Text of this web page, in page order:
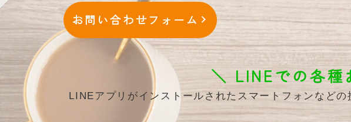
お問い合わせフォーム
＼ LINEでの各
LINEアプリがインストールされたスマートフォンなど